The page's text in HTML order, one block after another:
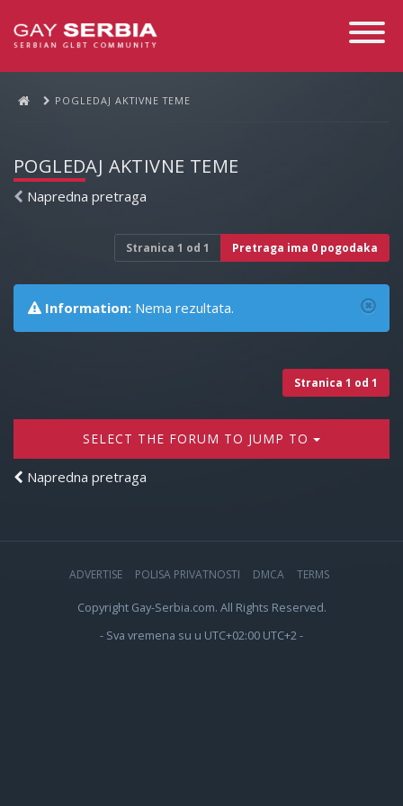
Toggle
POGLEDAJ AKTIVNE TEME
POGLEDAJ AKTIVNE TEME
Napredna pretraga
Stranica 1 od 1 Pretraga ima 0 pogodaka
Information: Nema rezultata.
Stranica 1 od 1
SELECT THE FORUM TO JUMP TO
Napredna pretraga
ADVERTISE POLISA PRIVATNOSTI DMCA TERMS
Copyright Gay-Serbia.com. All Rights Reserved.
- Sva vremena su u UTC+02:00 UTC+2 -